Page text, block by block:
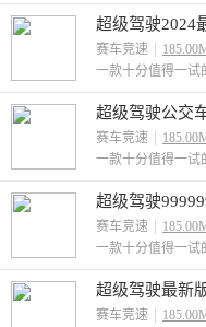
超级驾驶2024
赛车竞速
一款十分值得一试
超级驾驶公交
赛车竞速
一款十分值得一试
超级驾驶
赛车竞速
一款十分值得一试
超级驾驶最新
赛车竞速